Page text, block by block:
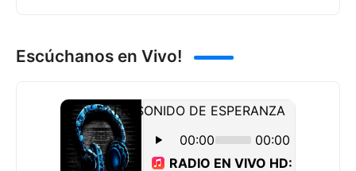
Escúchanos en Vivo!